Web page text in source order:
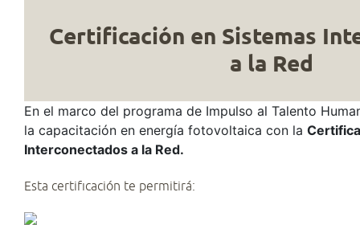
Certificación en Sistemas
a la Red
En el marco del programa de Impulso al Talento
la capacitación en energía fotovoltaica con la
Interconectados a la Red.
Esta certificación te permitirá: